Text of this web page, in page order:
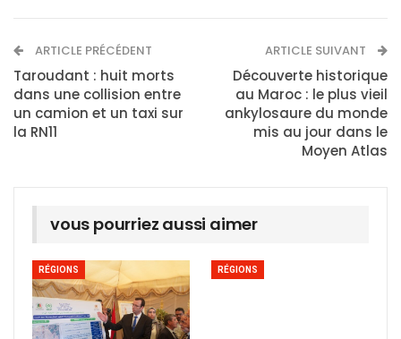
ARTICLE PRÉCÉDENT
Taroudant : huit morts
dans une collision entre
un camion et un taxi sur
la RN11
ARTICLE SUIVANT
Découverte historique
au Maroc : le plus vieil
ankylosaure du monde
mis au jour dans le
Moyen Atlas
vous pourriez aussi aimer
RÉGIONS RÉGIONS